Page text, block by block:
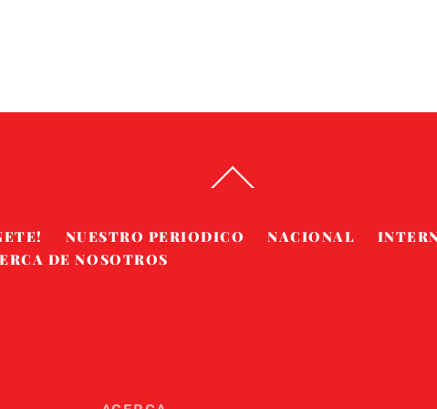
To
NUESTRO PERIODICO NACIONAL
DE NOSOTROS